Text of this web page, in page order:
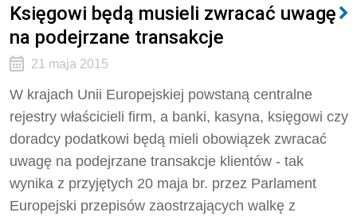
Księgowi będą musieli zwracać uwagę
na podejrzane transakcje
21 maja 2015
W krajach Unii Europejskiej powstaną centralne
rejestry właścicieli firm, a banki, kasyna, księgowi czy
doradcy podatkowi będą mieli obowiązek zwracać
uwagę na podejrzane transakcje klientów - tak
wynika z przyjętych 20 maja br. przez Parlament
Europejski przepisów zaostrzających walkę z